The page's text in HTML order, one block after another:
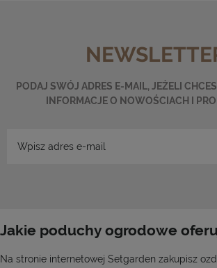
PODAJ SWÓJ ADRES E-MAIL, JEŻELI
INFORMACJE O NOWOŚCIACH I
Jakie poduchy ogrodowe
Na stronie internetowej Setgarden zakupisz